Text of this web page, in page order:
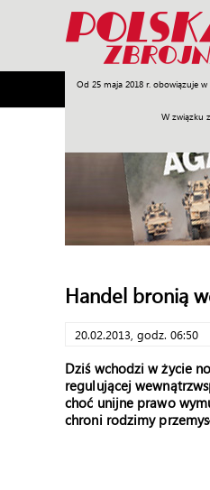
Od 25 maja 2018 r. obowiązuje
W związku
Armia Poligon
Handel bronią
20.02.2013, godz. 06:50
Dziś wchodzi w życie
regulującej
choć unijne prawo
chroni rodzimy